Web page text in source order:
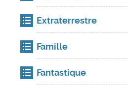
Extraterrestre
Famille
Fantastique